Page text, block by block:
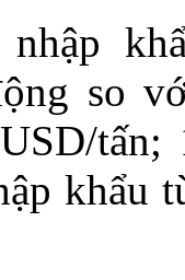
so
khẩu